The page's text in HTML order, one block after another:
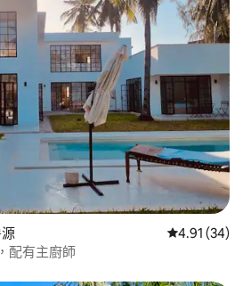
從 34 則評價
4.91 (34)
配有主廚師